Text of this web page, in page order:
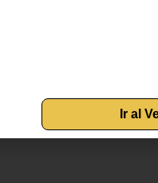
Ir al